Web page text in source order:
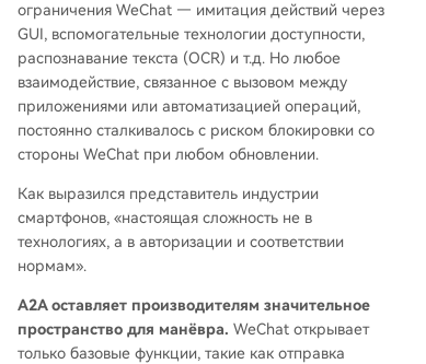
ограничения WeChat — имитация действий через
GUI, вспомогательные технологии доступности,
распознавание текста (OCR) и т.д. Но любое
взаимодействие, связанное с вызовом между
приложениями или автоматизацией операций,
постоянно сталкивалось с риском блокировки со
стороны WeChat при любом обновлении.
Как выразился представитель индустрии
смартфонов, «настоящая сложность не в
технологиях, а в авторизации и соответствии
нормам».
A2A оставляет производителям значительное
пространство для манёвра. WeChat открывает
только базовые функции, такие как отправка